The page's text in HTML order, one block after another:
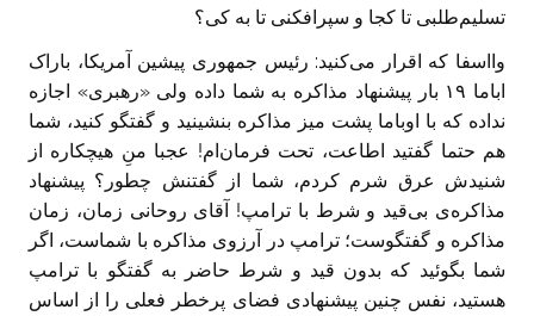
تسلیم‌طلبی تا کجا و سپرافکنی تا به ‏کی؟
وااسفا که اقرار می‌کنید: رئیس جمهوری پیشین آمریکا، باراک
اباما ۱۹ بار پیشنهاد مذاکره به شما داده ولی «رهبری» اجازه
نداده که با اوباما پشت میز مذاکره بنشینید و گفتگو کنید، شما
هم حتما گفتید اطاعت، تحت فرمان‌ام! عجبا منِ هیچکاره از
شنیدش عرق شرم کردم، شما از گفتنش چطور؟ پیشنهاد
مذاکره‌ی بی‌قید و شرط با ترامپ!‏ آقای روحانی زمان، زمان
مذاکره و گفتگوست؛ ترامپ در آرزوی مذاکره با شماست، اگر
شما بگوئید که بدون قید و شرط حاضر به گفتگو با ترامپ
هستید، نفس چنین پیشنهادی فضای پرخطر فعلی را از اساس